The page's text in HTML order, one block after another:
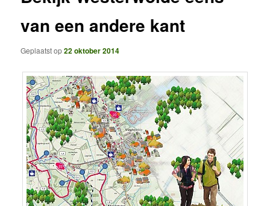
van een andere kant
Geplaatst op22 oktober 2014